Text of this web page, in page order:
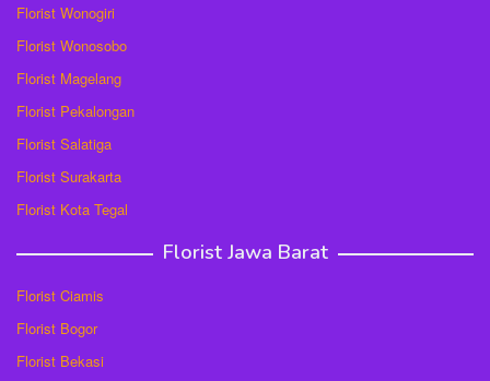
Florist Wonogiri
Florist Wonosobo
Florist Magelang
Florist Pekalongan
Florist Salatiga
Florist Surakarta
Florist Kota Tegal
Florist Jawa Barat
Florist Ciamis
Florist Bogor
Florist Bekasi